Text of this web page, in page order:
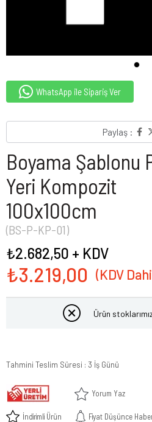
WhatsApp ile Sipariş Ver
Paylaş :
Boyama Şablonu
Yeri Kompozit
100x100cm
(BS-P-KP-01)
₺3.219,00
₺2.682,50 + KDV
Ürün
Tahmini Teslim Süresi : 3 İş Günü
Yorum Yaz
İndirimli Ürün Fiyat Düşünce